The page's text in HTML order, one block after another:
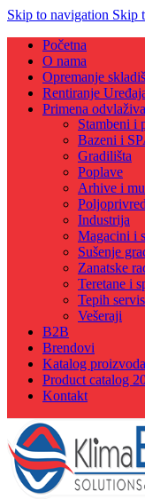
Skip to navigation Skip
Početna
O nama
Opremanje
Rentiranje
Primena
Stambeni i
Bazeni i
Gradilišta
Poplave
Arhive i
Industrija
Magacini i
Sušenje
Zanatske
Teretane i
Tepih
Vešeraji
B2B
Brendovi
Katalog
Product catalog
Kontakt